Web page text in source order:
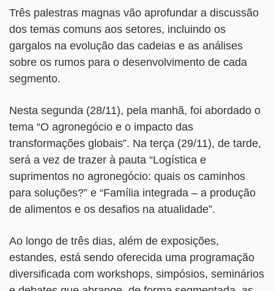
Três palestras magnas vão aprofundar a discussão
dos temas comuns aos setores, incluindo os
gargalos na evolução das cadeias e as análises
sobre os rumos para o desenvolvimento de cada
segmento.
Nesta segunda (28/11), pela manhã, foi abordado o
tema “O agronegócio e o impacto das
transformações globais”. Na terça (29/11), de tarde,
será a vez de trazer à pauta “Logística e
suprimentos no agronegócio: quais os caminhos
para soluções?” e “Família integrada – a produção
de alimentos e os desafios na atualidade”.
Ao longo de três dias, além de exposições,
estandes, está sendo oferecida uma programação
diversificada com workshops, simpósios, seminários